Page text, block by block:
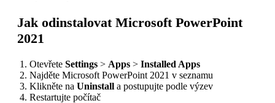
Jak odinstalovat Microsoft PowerPoint
2021
Otevřete Settings > Apps > Installed Apps
Najděte Microsoft PowerPoint 2021 v seznamu
Klikněte na Uninstall a postupujte podle výzev
Restartujte počítač